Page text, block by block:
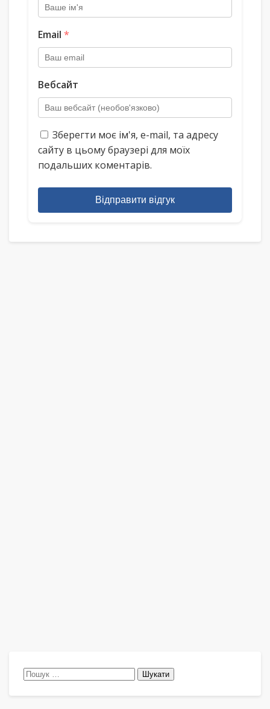
Email *
Вебсайт
Зберегти моє ім'я, e-mail, та адресу
сайту в цьому браузері для моїх
подальших коментарів.
Відправити відгук
Пошук: